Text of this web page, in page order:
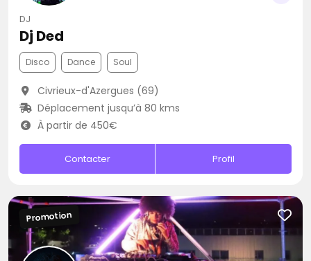
DJ
Dj Ded
Disco Dance Soul
Civrieux-d'Azergues (69)
Déplacement jusqu’à 80 kms
À partir de 450€
Contacter Profil
Promotion